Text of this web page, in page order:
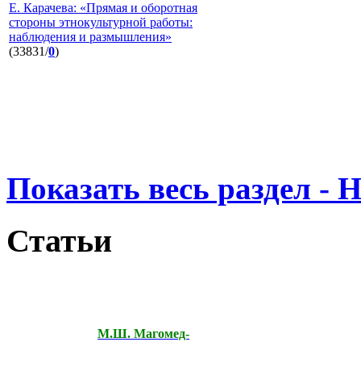
Е. Карачева: «Прямая и оборотная
стороны этнокультурной работы:
наблюдения и размышления»
(33831/0)
Показать весь раздел -
Статьи
М.Ш. Магомед-